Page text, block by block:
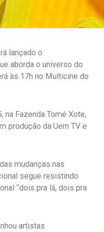
lançado o
aborda o universo do
às 17h no Multicine do
Fazenda Tomé Xote,
produção da Uern TV e
mudanças nas
segue resistindo
“dois pra lá, dois pra
artistas